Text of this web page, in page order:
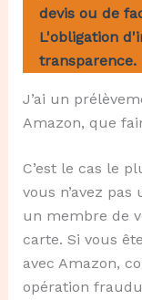
devis ou de
L'obligation
transparence.
J’ai un
Amazon, que
C’est le cas le
vous n’avez
un membre de
carte. Si vous
avec Amazon,
opération